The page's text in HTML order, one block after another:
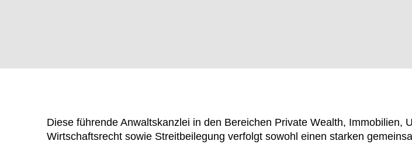
Diese führende Anwaltskanzlei in den Bereichen Private Wealth, Immobilien,
Wirtschaftsrecht sowie Streitbeilegung verfolgt sowohl einen starken